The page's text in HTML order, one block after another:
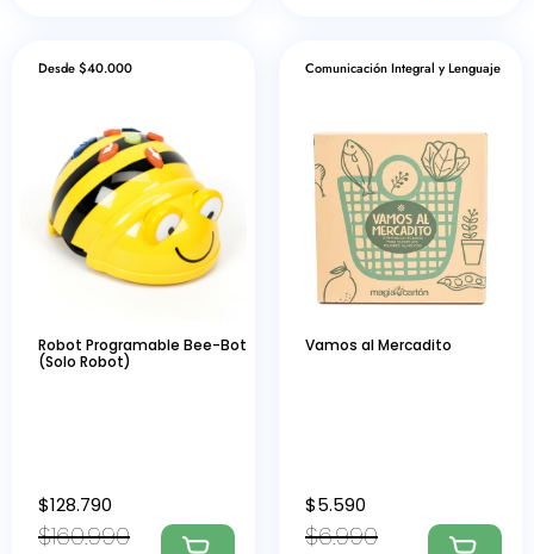
Desde $40.000
Robot Programable Bee-Bot
(Solo Robot)
$160.990
$128.790
Comunicación Integral y Lenguaje
Vamos al Mercadito
$6.990
$5.590